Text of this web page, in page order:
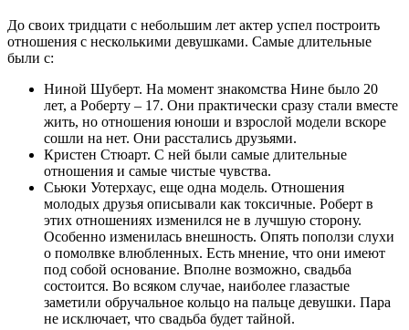
До своих тридцати с небольшим лет актер успел построить
отношения с несколькими девушками. Самые длительные
были с:
Ниной Шуберт. На момент знакомства Нине было 20
лет, а Роберту – 17. Они практически сразу стали вместе
жить, но отношения юноши и взрослой модели вскоре
сошли на нет. Они расстались друзьями.
Кристен Стюарт. С ней были самые длительные
отношения и самые чистые чувства.
Сьюки Уотерхаус, еще одна модель. Отношения
молодых друзья описывали как токсичные. Роберт в
этих отношениях изменился не в лучшую сторону.
Особенно изменилась внешность. Опять поползи слухи
о помолвке влюбленных. Есть мнение, что они имеют
под собой основание. Вполне возможно, свадьба
состоится. Во всяком случае, наиболее глазастые
заметили обручальное кольцо на пальце девушки. Пара
не исключает, что свадьба будет тайной.